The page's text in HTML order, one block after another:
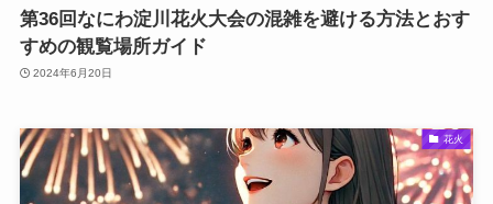
第36回なにわ淀川花火大会の混雑を避ける方法とおす
すめの観覧場所ガイド
2024年6月20日
花火